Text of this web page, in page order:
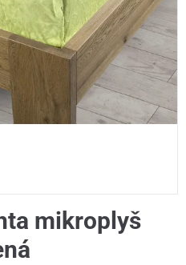
mikroplyš